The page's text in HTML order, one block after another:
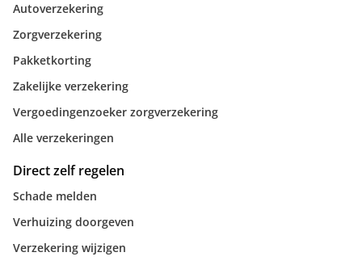
Autoverzekering
Zorgverzekering
Pakketkorting
Zakelijke verzekering
Vergoedingenzoeker zorgverzekering
Alle verzekeringen
Direct zelf regelen
Schade melden
Verhuizing doorgeven
Verzekering wijzigen